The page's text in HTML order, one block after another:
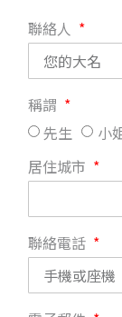
聯絡人
稱謂
先生
小
居住城市
聯絡電話